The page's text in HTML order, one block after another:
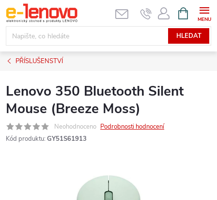
Přejít
na
obsah
HLEDAT
NÁKUPNÍ
KOŠÍK
PŘÍSLUŠENSTVÍ
Lenovo 350 Bluetooth Silent
Mouse (Breeze Moss)
Neohodnoceno Podrobnosti hodnocení
Kód produktu: GY51S61913